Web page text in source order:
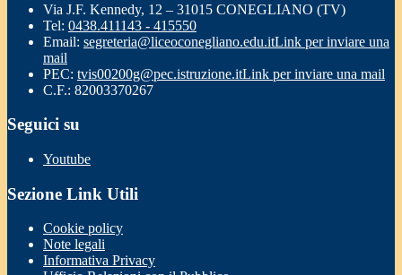
Via J.F. Kennedy, 12 – 31015 CONEGLIANO (TV)
Tel: 0438.411143 - 415550
Email: segreteria@liceoconegliano.edu.itLink per inviare una
mail
PEC: tvis00200g@pec.istruzione.itLink per inviare una mail
C.F.: 82003370267
Seguici su
Youtube
Sezione Link Utili
Cookie policy
Note legali
Informativa Privacy